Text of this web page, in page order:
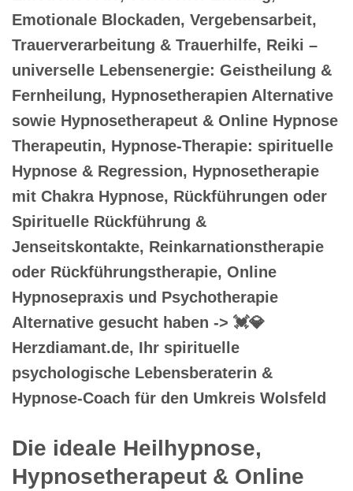
Emotionale Blockaden, Vergebensarbeit,
Trauerverarbeitung & Trauerhilfe, Reiki –
universelle Lebensenergie: Geistheilung &
Fernheilung, Hypnosetherapien Alternative
sowie Hypnosetherapeut & Online Hypnose
Therapeutin, Hypnose-Therapie: spirituelle
Hypnose & Regression, Hypnosetherapie
mit Chakra Hypnose, Rückführungen oder
Spirituelle Rückführung &
Jenseitskontakte, Reinkarnationstherapie
oder Rückführungstherapie, Online
Hypnosepraxis und Psychotherapie
Alternative gesucht haben -> 💓️💎
Herzdiamant.de, Ihr spirituelle
psychologische Lebensberaterin &
Hypnose-Coach für den Umkreis Wolsfeld
Die ideale Heilhypnose,
Hypnosetherapeut & Online